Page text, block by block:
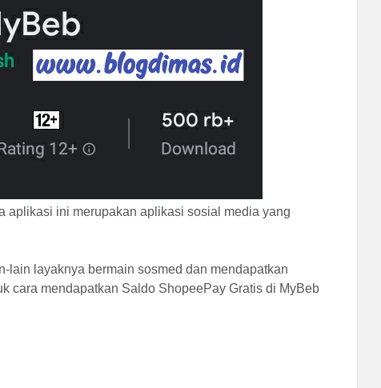
aplikasi ini merupakan aplikasi sosial media yang
lain layaknya bermain sosmed dan mendapatkan
cara mendapatkan Saldo ShopeePay Gratis di MyBeb